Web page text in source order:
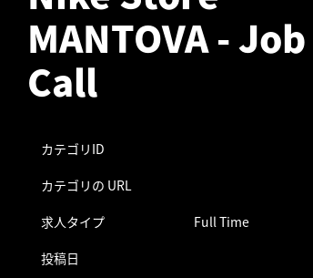
MANTOVA -
Call
カテゴリID
カテゴリの URL
求人タイプ
Full Time
投稿日